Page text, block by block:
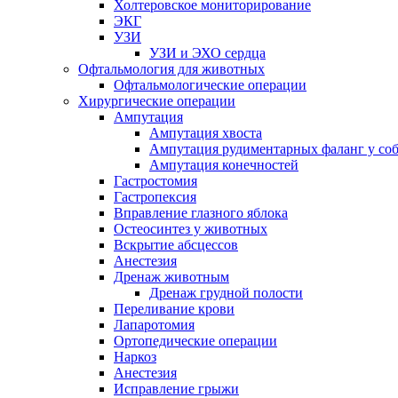
Холтеровское мониторирование
ЭКГ
УЗИ
УЗИ и ЭХО сердца
Офтальмология для животных
Офтальмологические операции
Хирургические операции
Ампутация
Ампутация хвоста
Ампутация рудиментарных фаланг у
Ампутация конечностей
Гастростомия
Гастропексия
Вправление глазного яблока
Остеосинтез у животных
Вскрытие абсцессов
Анестезия
Дренаж животным
Дренаж грудной полости
Переливание крови
Лапаротомия
Ортопедические операции
Наркоз
Анестезия
Исправление грыжи